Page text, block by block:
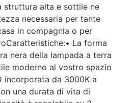
struttura alta e sottile ne
necessaria per tante
in compagnia o per
La forma
nera della lampada a terra
moderno al vostro spazio
incorporata da 3000K a
una durata di vita di